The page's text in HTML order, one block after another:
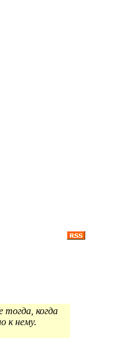
тогда, когда
к нему.